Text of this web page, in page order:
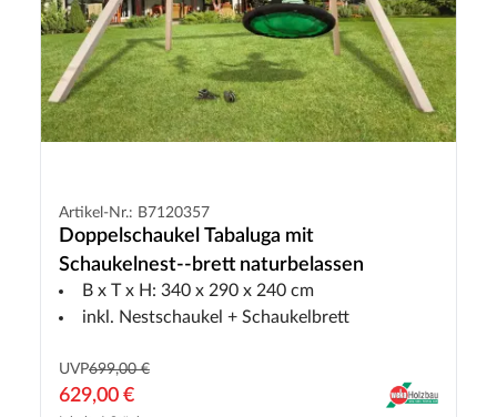
Artikel-Nr.: B7120357
Doppelschaukel Tabaluga mit
Schaukelnest--brett naturbelassen
B x T x H: 340 x 290 x 240 cm
inkl. Nestschaukel + Schaukelbrett
UVP699,00 €
629,00 €